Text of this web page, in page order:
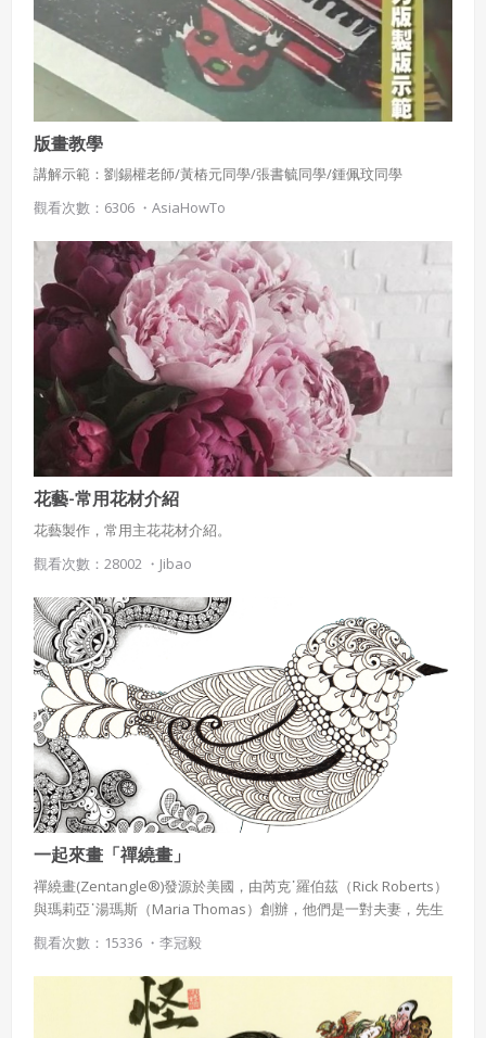
版畫教學
講解示範：劉錫權老師/黃樁元同學/張書毓同學/鍾佩玟同學
觀看次數：6306 ・ AsiaHowTo
花藝-常用花材介紹
花藝製作，常用主花花材介紹。
觀看次數：28002 ・ Jibao
一起來畫「禪繞畫」
禪繞畫(Zentangle®)發源於美國，由芮克˙羅伯茲（Rick Roberts）
與瑪莉亞˙湯瑪斯（Maria Thomas）創辦，他們是一對夫妻，先生
曾經是僧侶的身份，妻子則是一名植物插圖藝術家兼書寫體藝術
家，兩人一同發展這種具有心靈療癒力的創作方式。禪繞畫的重點
是在有規律以及一筆一畫構成圖樣的過程中，讓自己達成既放鬆又
專注的狀態，並從中得到平靜。
觀看次數：15336 ・ 李冠毅
使用 Facebook 帳號登入
使用 Google 帳號登入
使用 Facebook 帳號註冊
使用 Google 帳號註冊
已閱讀使用條款
緣會員有意願吉寶知識系統（本系統），經註冊本
系統表示您同意會員合約：
一、定義條款
授權內容：係指吉寶系統有限公司（吉寶系統公司）所有或
經授權使用而置放於吉寶知識系統網站或系統內之著作物。
衍生著作：係指就授權內容改作之創作。
二、會員規範
會員同意遵守本系統之會員規範、著作權條款及隱私權政
違反前項約定者，本系統得終止會員資格。
我同意上述會員條款